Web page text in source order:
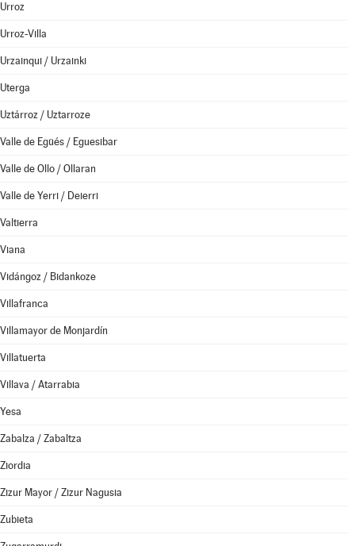
Urroz
Urroz-Villa
Urzainqui / Urzainki
Uterga
Uztárroz / Uztarroze
Valle de Egüés / Eguesibar
Valle de Ollo / Ollaran
Valle de Yerri / Deierri
Valtierra
Viana
Vidángoz / Bidankoze
Villafranca
Villamayor de Monjardín
Villatuerta
Villava / Atarrabia
Yesa
Zabalza / Zabaltza
Ziordia
Zizur Mayor / Zizur Nagusia
Zubieta